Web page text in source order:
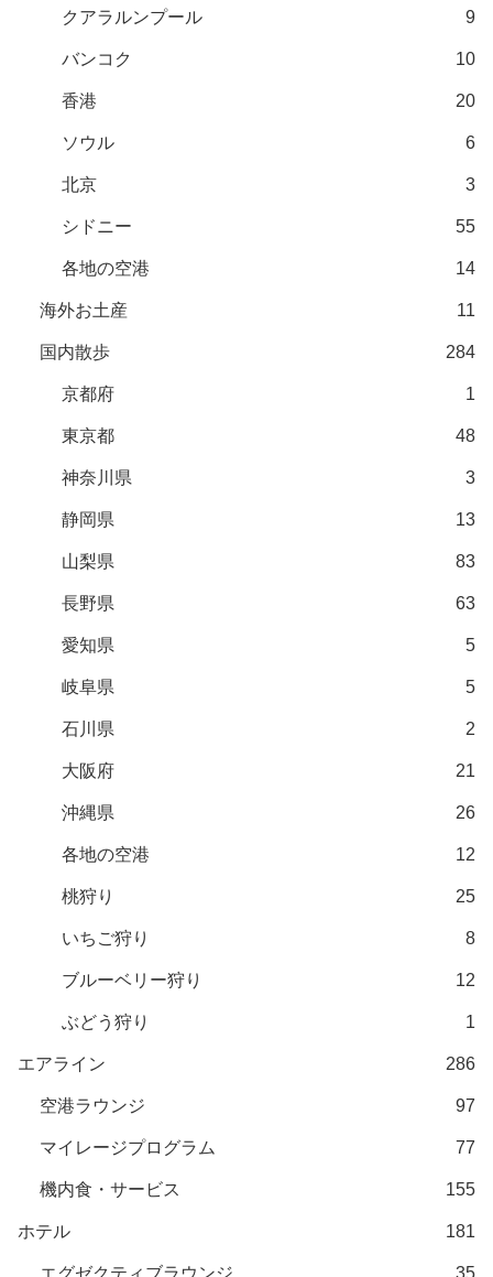
クアラルンプール 9
バンコク 10
香港 20
ソウル 6
北京 3
シドニー 55
各地の空港 14
海外お土産 11
国内散歩 284
京都府 1
東京都 48
神奈川県 3
静岡県 13
山梨県 83
長野県 63
愛知県 5
岐阜県 5
石川県 2
大阪府 21
沖縄県 26
各地の空港 12
桃狩り 25
いちご狩り 8
ブルーベリー狩り 12
ぶどう狩り 1
エアライン 286
空港ラウンジ 97
マイレージプログラム 77
機内食・サービス 155
ホテル 181